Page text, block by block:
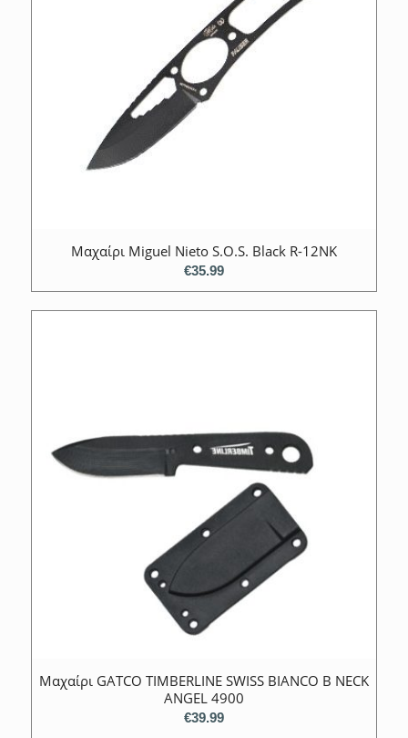
Mαχαίρι Miguel Nieto S.O.S. Black R-12NK
€35.99
Μαχαίρι GATCO TIMBERLINE SWISS BIANCO B NECK
ANGEL 4900
€39.99